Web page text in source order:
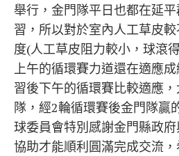
舉行，金門隊平日也都在延
習，所以對於室內人工草皮
度(人工草皮阻力較小，球滾
上午的循環賽力道還在適應
習後下午的循環賽比較適應
隊，經2輪循環賽後金門隊贏
球委員會特別感謝金門縣政
協助才能順利圓滿完成交流，